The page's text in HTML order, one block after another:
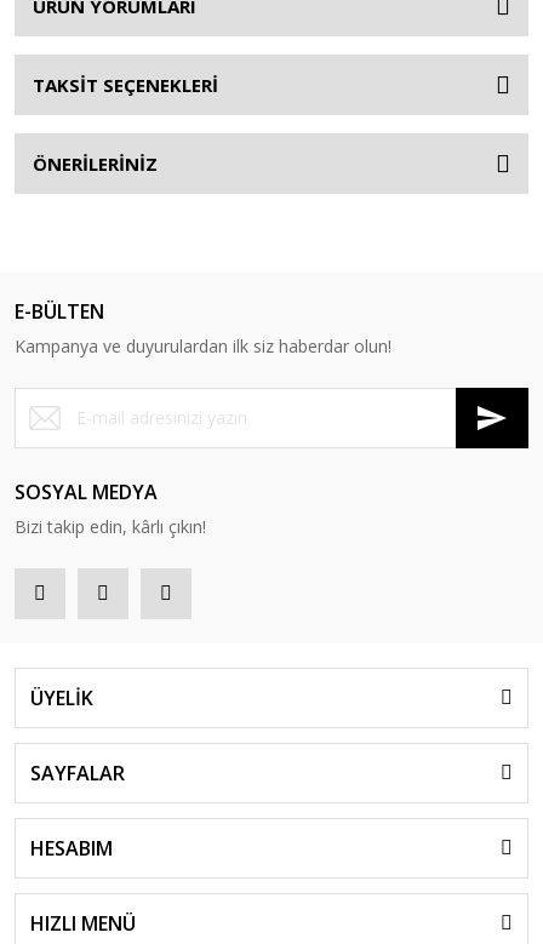
ÜRÜN YORUMLARI
TAKSİT SEÇENEKLERİ
ÖNERİLERİNİZ
E-BÜLTEN
Kampanya ve duyurulardan ilk siz haberdar olun!
SOSYAL MEDYA
Bizi takip edin, kârlı çıkın!
ÜYELİK
SAYFALAR
HESABIM
HIZLI MENÜ